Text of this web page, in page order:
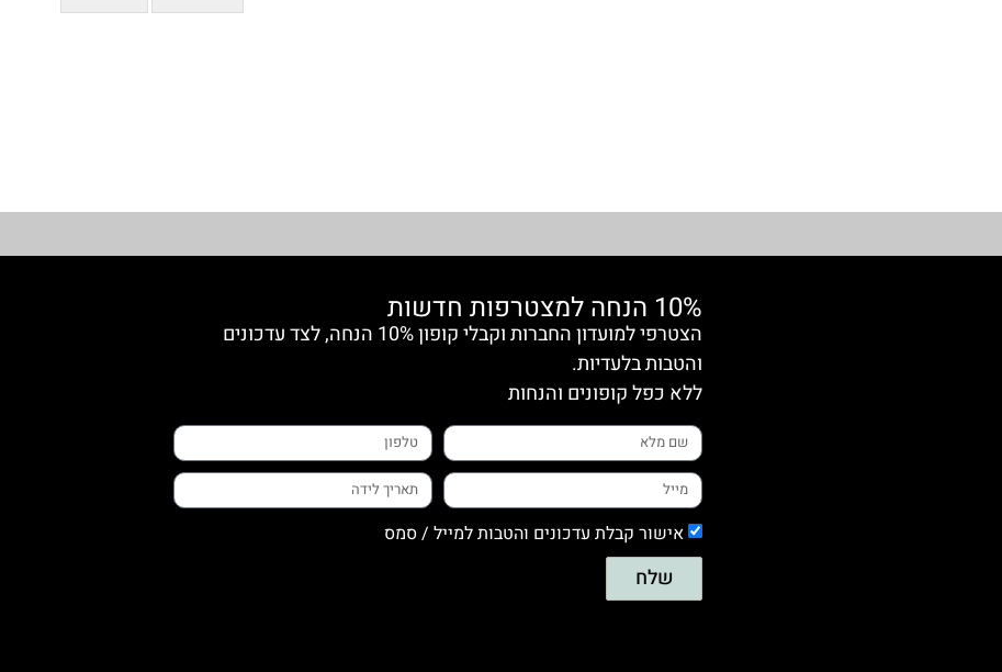
10% הנחה למצטרפות חדשות
הצטרפי למועדון החברות וקבלי קופון 10% הנחה, לצד עדכונים
והטבות בלעדיות.
ללא כפל קופונים והנחות
אישור קבלת עדכונים והטבות למייל / סמס
שלח